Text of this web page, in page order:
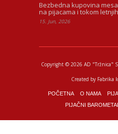
Bezbedna kupovina
na pijacama i tokom
15. Jun, 2026
Copyright © 2026 AD "Tržnica"
Created by Fabrika
POČETNA O NAMA
PIJAČNI